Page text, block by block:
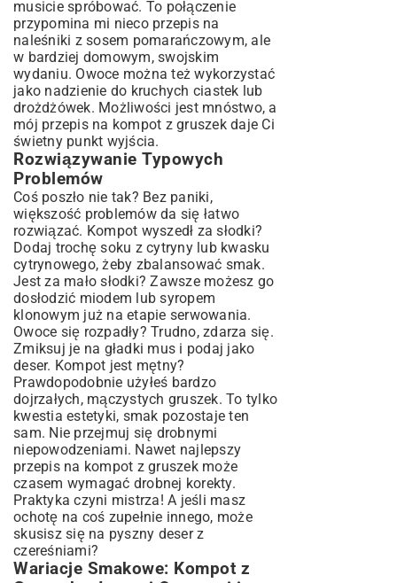
musicie spróbować. To połączenie
przypomina mi nieco przepis na
naleśniki z sosem pomarańczowym, ale
w bardziej domowym, swojskim
wydaniu. Owoce można też wykorzystać
jako nadzienie do kruchych ciastek lub
drożdżówek. Możliwości jest mnóstwo, a
mój przepis na kompot z gruszek daje Ci
świetny punkt wyjścia.
Rozwiązywanie Typowych
Problemów
Coś poszło nie tak? Bez paniki,
większość problemów da się łatwo
rozwiązać. Kompot wyszedł za słodki?
Dodaj trochę soku z cytryny lub kwasku
cytrynowego, żeby zbalansować smak.
Jest za mało słodki? Zawsze możesz go
dosłodzić miodem lub syropem
klonowym już na etapie serwowania.
Owoce się rozpadły? Trudno, zdarza się.
Zmiksuj je na gładki mus i podaj jako
deser. Kompot jest mętny?
Prawdopodobnie użyłeś bardzo
dojrzałych, mączystych gruszek. To tylko
kwestia estetyki, smak pozostaje ten
sam. Nie przejmuj się drobnymi
niepowodzeniami. Nawet najlepszy
przepis na kompot z gruszek może
czasem wymagać drobnej korekty.
Praktyka czyni mistrza! A jeśli masz
ochotę na coś zupełnie innego, może
skusisz się na pyszny deser z
czereśniami?
Wariacje Smakowe: Kompot z